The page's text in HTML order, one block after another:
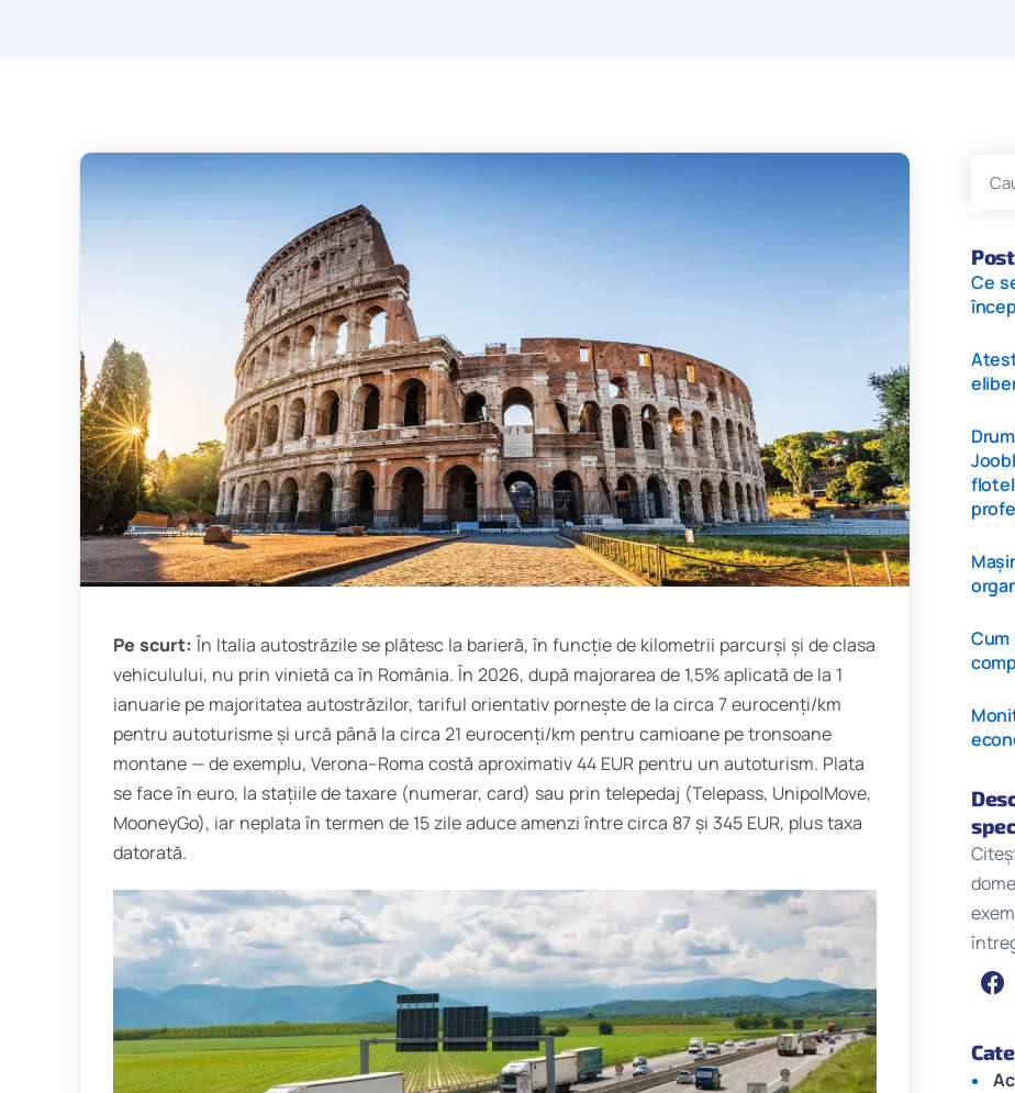
Pe scurt: În Italia autostrăzile se plătesc la barieră, în funcție de kilometrii parcurși și de clasa
vehiculului, nu prin vinietă ca în România. În 2026, după majorarea de 1,5% aplicată de la 1
ianuarie pe majoritatea autostrăzilor, tariful orientativ pornește de la circa 7 eurocenți/km
pentru autoturisme și urcă până la circa 21 eurocenți/km pentru camioane pe tronsoane
montane — de exemplu, Verona–Roma costă aproximativ 44 EUR pentru un autoturism. Plata
se face în euro, la stațiile de taxare (numerar, card) sau prin telepedaj (Telepass, UnipolMove,
MooneyGo), iar neplata în termen de 15 zile aduce amenzi între circa 87 și 345 EUR, plus taxa
datorată.
Ce